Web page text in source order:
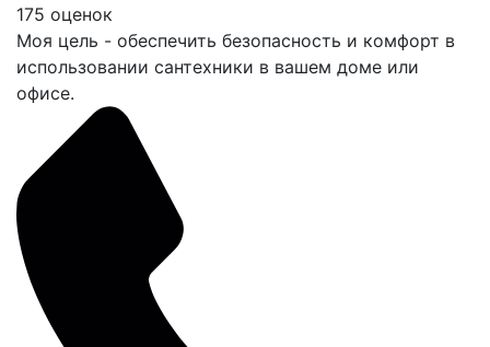
175 оценок
Моя цель - обеспечить безопасность и комфорт в
использовании сантехники в вашем доме или
офисе.